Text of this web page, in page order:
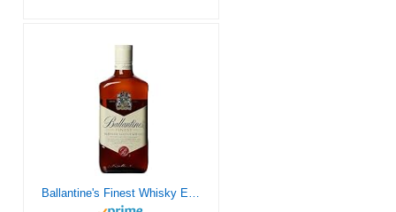
Ballantine's Finest Whisky Escocés de Mezcla, 700ml